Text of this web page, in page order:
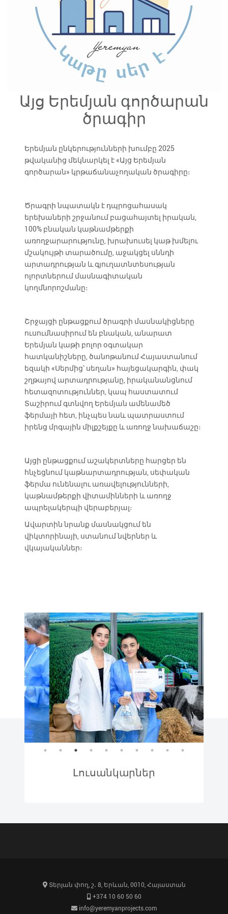
Այց Երեմյան գործարան
ծրագիր
Երեմյան ընկերությունների խումբը 2025
թվականից մեկնարկել է «Այց Երեմյան
գործարան» կրթաճանաչողական ծրագիրը։
Ծրագրի նպատակն է դպրոցահասակ
երեխաների շրջանում բացահայտել իրական,
100% բնական կաթնամթերքի
առողջարարությունը, խրախուսել կաթ խմելու
մշակույթի տարածումը, աջակցել սննդի
արտադրության և գյուղատնտեսության
ոլորտներում մասնագիտական
կողմնորոշմանը։
Շրջայցի ընթացքում ծրագրի մասնակիցները
ուսումնասիրում են բնական, անարատ
Երեմյան կաթի բոլոր օգտակար
հատկանիշները, ծանոթանում Հայաստանում
եզակի «Սերմից՝ սեղան» հայեցակարգին, փակ
շղթայով արտադրությանը, իրականանցնում
հետազոտություններ, կապ հաստատում
Տաշիրում գտնվող Երեմյան ամենամեծ
ֆերմայի հետ, ինչպես նաև պատրաստում
իրենց մրգային միլքշեյքը և առողջ նախաճաշը։
Այցի ընթացքում աշակերտները հարցեր են
հնչեցնում կաթնարտադրության, սեփական
ֆերմա ունենալու առավելությունների,
կաթնամթերքի վիտամինների և առողջ
ապրելակերպի վերաբերյալ։
Ավարտին նրանք մասնակցում են
վիկտորինայի, ստանում նվերներ և
վկայականներ։
Լուսանկարներ
Տերյան փող, շ․ 8, Երևան, 0010, Հայաստան
+374 10 60 50 60
info@yeremyanprojects.com